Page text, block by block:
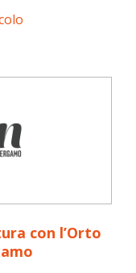
con l’Orto